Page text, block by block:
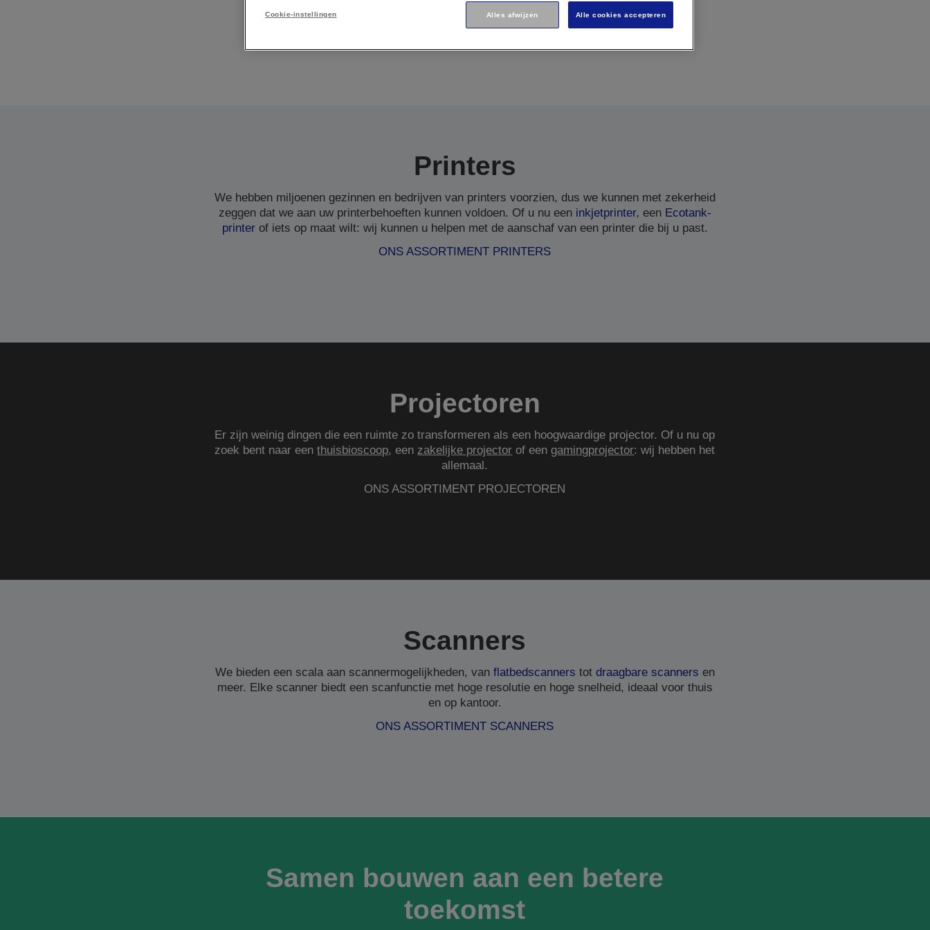
Printers
We hebben miljoenen gezinnen en bedrijven van printers voorzien, dus we kunnen met zekerheid
zeggen dat we aan uw printerbehoeften kunnen voldoen. Of u nu een inkjetprinter, een Ecotank-
printerof iets op maat wilt: wij kunnen u helpen met de aanschaf van een printer die bij u past.
ONS ASSORTIMENT PRINTERS
Projectoren
Er zijn weinig dingen die een ruimte zo transformeren als een hoogwaardige projector. Of u nu op
zoek bent naar eenthuisbioscoop, eenzakelijke projector of eengamingprojector: wij hebben het
allemaal.
ONS ASSORTIMENT PROJECTOREN
Scanners
We bieden een scala aan scannermogelijkheden, van flatbedscanners tot draagbare scanners en
meer. Elke scanner biedt een scanfunctie met hoge resolutie en hoge snelheid, ideaal voor thuis
en op kantoor.
ONS ASSORTIMENT SCANNERS
Samen bouwen aan een betere
toekomst
Alles afwijzen Alle cookies accepteren
Cookie-instellingen